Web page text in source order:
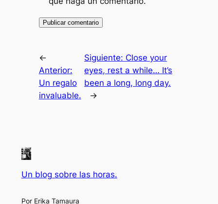
←
Anterior:
Un regalo
invaluable.
Siguiente: Close your
eyes, rest a while… It’s
been a long, long day.
→
Un blog sobre las horas.
Por Erika Tamaura